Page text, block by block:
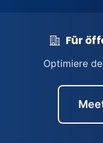
Für
Optimiere